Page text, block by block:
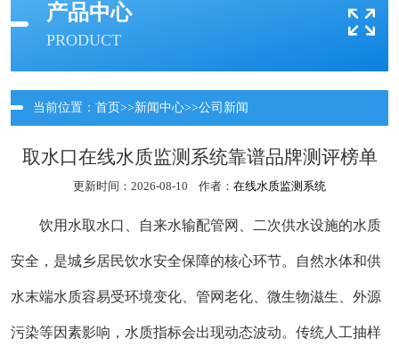
产品中心
PRODUCT
当前位置： 首页>>新闻中心>>公司新闻
取水口在线水质监测系统靠谱品牌测评榜单
更新时间：2026-08-10 作者： 在线水质监测系统
饮用水取水口、自来水输配管网、二次供水设施的水质
安全，是城乡居民饮水安全保障的核心环节。自然水体和供
水末端水质容易受环境变化、管网老化、微生物滋生、外源
污染等因素影响，水质指标会出现动态波动。传统人工抽样